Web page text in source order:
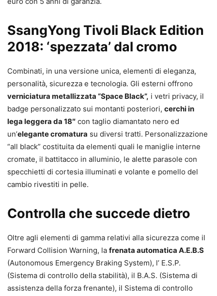
SsangYong Tivoli Black Edition
2018: ‘spezzata’ dal cromo
Combinati, in una versione unica, elementi di eleganza,
personalità, sicurezza e tecnologia. Gli esterni offrono
verniciatura metallizzata “Space Black”, i vetri privacy, il
badge personalizzato sui montanti posteriori, cerchi in
lega leggera da 18″ con taglio diamantato nero ed
un’elegante cromatura su diversi tratti. Personalizzazione
“all black” costituita da elementi quali le maniglie interne
cromate, il battitacco in alluminio, le alette parasole con
specchietti di cortesia illuminati e volante e pomello del
cambio rivestiti in pelle.
Controlla che succede dietro
Oltre agli elementi di gamma relativi alla sicurezza come il
Forward Collision Warning, la frenata automatica A.E.B.S
(Autonomous Emergency Braking System), l’ E.S.P.
(Sistema di controllo della stabilità), il B.A.S. (Sistema di
assistenza della forza frenante), il Sistema di controllo